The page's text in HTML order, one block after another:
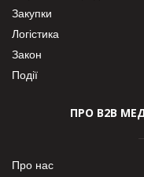
Закупки
Логістика
Закон
Події
ПРО В2В
Про нас